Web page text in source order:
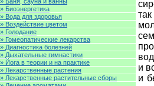
и
и
» Биоэнергетика
» Вода для здоровья
» Воздействие цветом
» Голодание
» Гомеопатические лекарства
» Диагностика болезней
» Дыхательные гимнастики
» Йога в теории и на практике
» Лекарственные растения
» Лекарственные растительные сборы